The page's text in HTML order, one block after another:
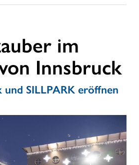
im
Innsbruck
und SILLPARK eröffnen